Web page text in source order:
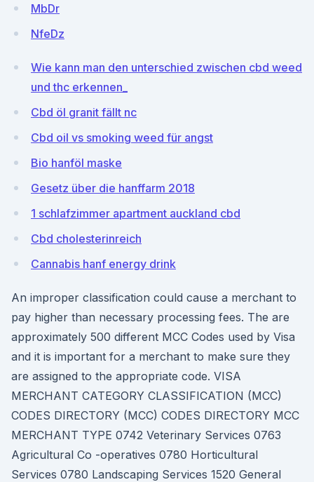
MbDr
NfeDz
Wie kann man den unterschied zwischen cbd weed
und thc erkennen_
Cbd öl granit fällt nc
Cbd oil vs smoking weed für angst
Bio hanföl maske
Gesetz über die hanffarm 2018
1 schlafzimmer apartment auckland cbd
Cbd cholesterinreich
Cannabis hanf energy drink
An improper classification could cause a merchant to
pay higher than necessary processing fees. The are
approximately 500 different MCC Codes used by Visa
and it is important for a merchant to make sure they
are assigned to the appropriate code. VISA
MERCHANT CATEGORY CLASSIFICATION (MCC)
CODES DIRECTORY (MCC) CODES DIRECTORY MCC
MERCHANT TYPE 0742 Veterinary Services 0763
Agricultural Co -operatives 0780 Horticultural
Services 0780 Landscaping Services 1520 General